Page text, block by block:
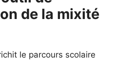
de la mixité
le parcours scolaire